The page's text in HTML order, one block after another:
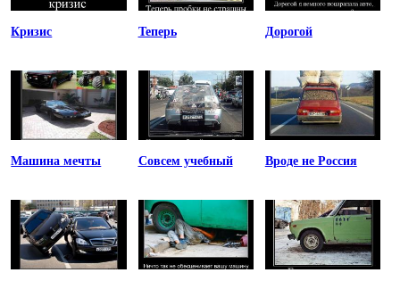
Кризис Теперь Дорогой
Машина мечты Совсем учебный Вроде не Россия